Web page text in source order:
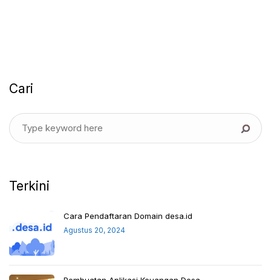
Cari
Terkini
Cara Pendaftaran Domain desa.id
Agustus 20, 2024